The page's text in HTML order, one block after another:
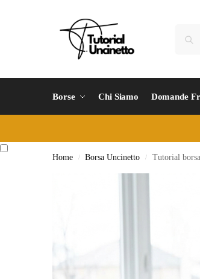
Borse Chi Siamo Domande
Home / Borsa Uncinetto / Tutorial